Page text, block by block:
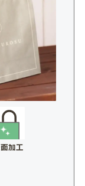
加工